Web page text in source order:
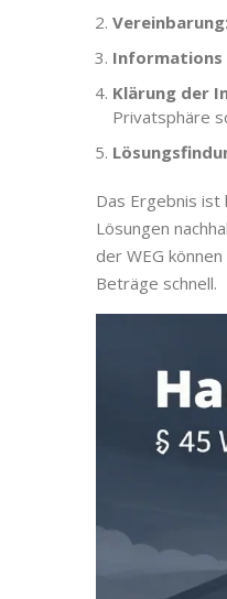
Vereinbarung:
Informations
Klärung der
Privatsphäre
Das Ergebnis ist
Lösungen
der WEG
Beträge schnell.